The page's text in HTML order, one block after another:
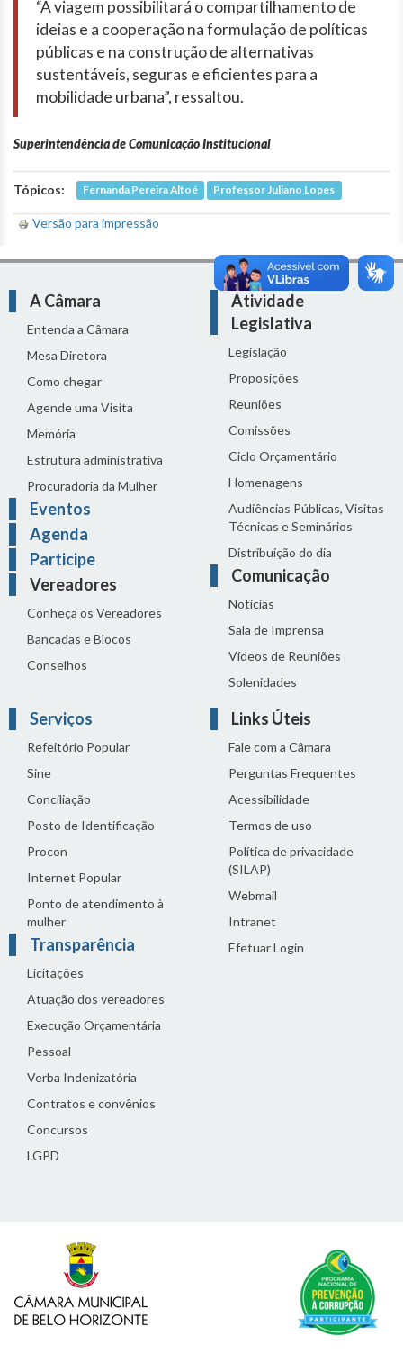
“A viagem possibilitará o compartilhamento de
ideias e a cooperação na formulação de políticas
públicas e na construção de alternativas
sustentáveis, seguras e eficientes para a
mobilidade urbana”, ressaltou.
Superintendência de Comunicação Institucional
Tópicos: Fernanda Pereira Altoé Professor Juliano Lopes
Versão para impressão
A Câmara
Entenda a Câmara
Mesa Diretora
Como chegar
Agende uma Visita
Memória
Estrutura administrativa
Procuradoria da Mulher
Eventos
Agenda
Participe
Vereadores
Conheça os Vereadores
Bancadas e Blocos
Conselhos
Atividade
Legislativa
Legislação
Proposições
Reuniões
Comissões
Ciclo Orçamentário
Homenagens
Audiências Públicas, Visitas
Técnicas e Seminários
Distribuição do dia
Comunicação
Notícias
Sala de Imprensa
Vídeos de Reuniões
Solenidades
Serviços
Refeitório Popular
Sine
Conciliação
Posto de Identificação
Procon
Internet Popular
Ponto de atendimento à
mulher
Transparência
Licitações
Atuação dos vereadores
Execução Orçamentária
Pessoal
Verba Indenizatória
Contratos e convênios
Concursos
LGPD
Links Úteis
Fale com a Câmara
Perguntas Frequentes
Acessibilidade
Termos de uso
Política de privacidade
(SILAP)
Webmail
Intranet
Efetuar Login